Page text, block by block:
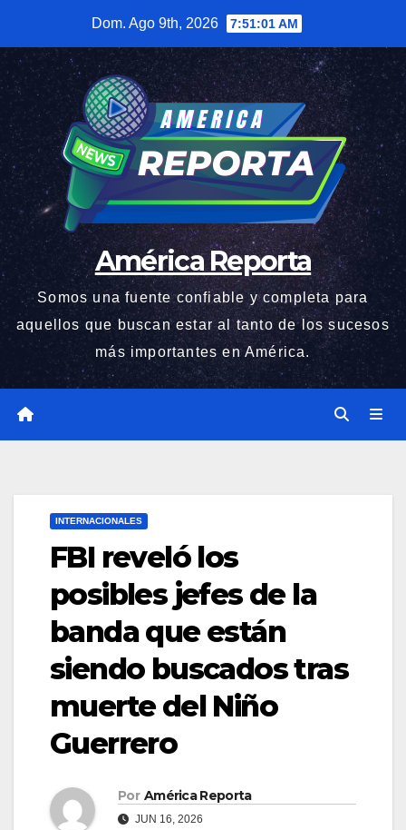
contenido
Dom. Ago 9th, 2026 7:51:02 AM
América Reporta
Somos una fuente confiable y completa para
aquellos que buscan estar al tanto de los sucesos
más importantes en América.
INTERNACIONALES
FBI reveló los
posibles jefes de la
banda que están
siendo buscados tras
muerte del Niño
Guerrero
Por América Reporta
JUN 16, 2026